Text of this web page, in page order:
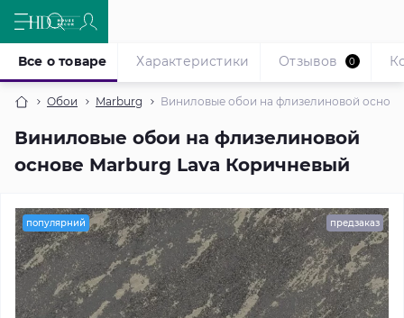
Обои Marburg Виниловые обои на флизелиновой
Виниловые обои на флизелиновой
основе Marburg Lava Коричневый
Все о товаре Характеристики Отзывов 0
популярний предзаказ